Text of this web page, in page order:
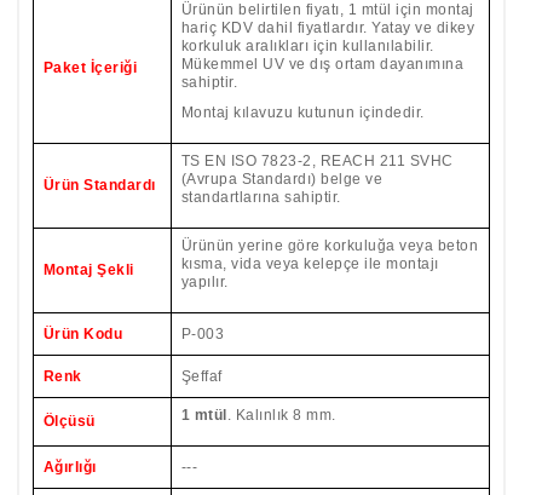
Paket İçeriği
Ürünün belirtilen fiyatı, 1 mtül için montaj
hariç KDV dahil fiyatlardır. Yatay ve dikey
korkuluk aralıkları için kullanılabilir.
Mükemmel UV ve dış ortam dayanımına
sahiptir.
Montaj kılavuzu kutunun içindedir.
Ürün Standardı
TS EN ISO 7823-2, REACH 211 SVHC
(Avrupa Standardı) belge ve
standartlarına sahiptir.
Montaj Şekli
Ürünün yerine göre korkuluğa veya beton
kısma, vida veya kelepçe ile montajı
yapılır.
Ürün Kodu P-003
Renk Şeffaf
Ölçüsü 1 mtül . Kalınlık 8 mm.
Ağırlığı ---